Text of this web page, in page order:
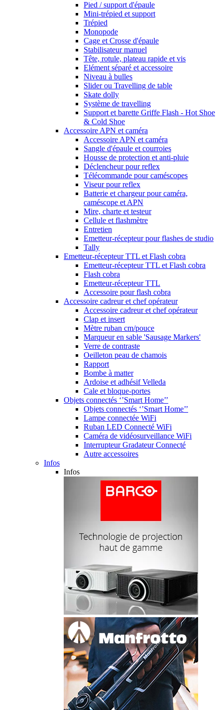
Pied / support d'épaule
Mini-trépied et support
Trépied
Monopode
Cage et Crosse d'épaule
Stabilisateur manuel
Tête, rotule, plateau rapide et vis
Elément séparé et accessoire
Niveau à bulles
Slider ou Travelling de table
Skate dolly
Système de travelling
Support et barette Griffe Flash - Hot Shoe
& Cold Shoe
Accessoire APN et caméra
Accessoire APN et caméra
Sangle d'épaule et courroies
Housse de protection et anti-pluie
Déclencheur pour reflex
Télécommande pour caméscopes
Viseur pour reflex
Batterie et chargeur pour caméra,
caméscope et APN
Mire, charte et testeur
Cellule et flashmètre
Entretien
Emetteur-récepteur pour flashes de studio
Tally
Emetteur-récepteur TTL et Flash cobra
Emetteur-récepteur TTL et Flash cobra
Flash cobra
Emetteur-récepteur TTL
Accessoire pour flash cobra
Accessoire cadreur et chef opérateur
Accessoire cadreur et chef opérateur
Clap et insert
Mètre ruban cm/pouce
Marqueur en sable 'Sausage Markers'
Verre de contraste
Oeilleton peau de chamois
Rapport
Bombe à matter
Ardoise et adhésif Velleda
Cale et bloque-portes
Objets connectés ‘’Smart Home’’
Objets connectés ‘’Smart Home’’
Lampe connectée WiFi
Ruban LED Connecté WiFi
Caméra de vidéosurveillance WiFi
Interrupteur Gradateur Connecté
Autre accessoires
Infos
Infos